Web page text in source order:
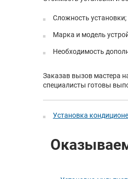
Сложность установки;
Марка и модель
Необходимость
Заказав вызов мастера
специалисты готовы
Установка